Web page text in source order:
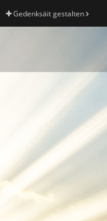
Gedenksäit gestalten